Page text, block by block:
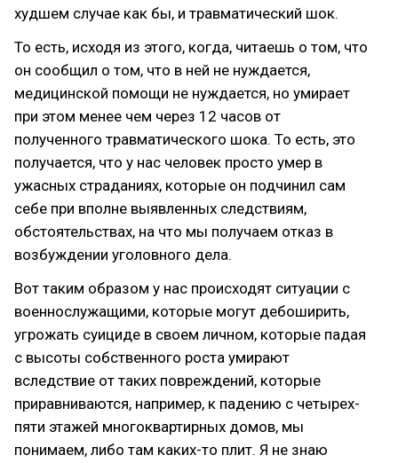
худшем случае как бы, и травматический шок.
То есть, исходя из этого, когда, читаешь о том, что
он сообщил о том, что в ней не нуждается,
медицинской помощи не нуждается, но умирает
при этом менее чем через 12 часов от
полученного травматического шока. То есть, это
получается, что у нас человек просто умер в
ужасных страданиях, которые он подчинил сам
себе при вполне выявленных следствиям,
обстоятельствах, на что мы получаем отказ в
возбуждении уголовного дела.
Вот таким образом у нас происходят ситуации с
военнослужащими, которые могут дебоширить,
угрожать суициде в своем личном, которые падая
с высоты собственного роста умирают
вследствие от таких повреждений, которые
приравниваются, например, к падению с четырех-
пяти этажей многоквартирных домов, мы
понимаем, либо там каких-то плит. Я не знаю